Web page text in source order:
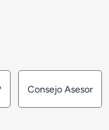
Consejo Asesor